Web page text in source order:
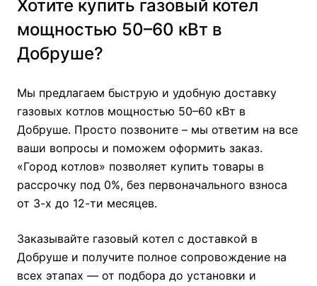
Хотите купить газовый котел
мощностью 50–60 кВт в
Добруше?
Мы предлагаем быструю и удобную доставку
газовых котлов мощностью 50–60 кВт в
Добруше. Просто позвоните – мы ответим на все
ваши вопросы и поможем оформить заказ.
«Город котлов» позволяет купить товары в
рассрочку под 0%, без первоначального взноса
от 3-х до 12-ти месяцев.
Заказывайте газовый котел с доставкой в
Добруше и получите полное сопровождение на
всех этапах — от подбора до установки и